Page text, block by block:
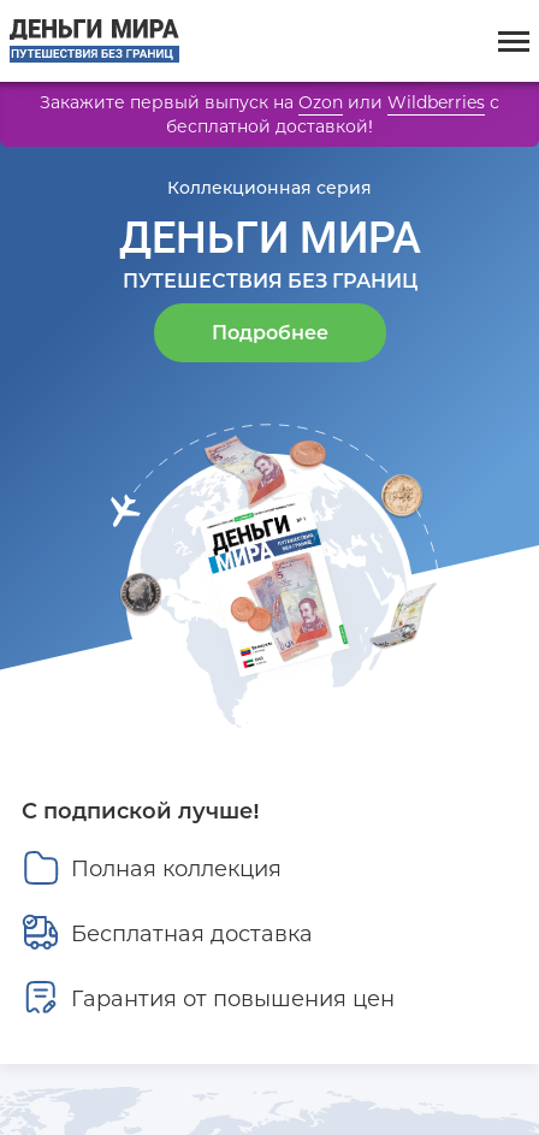
Закажите первый выпуск на Ozon или Wildberries с
бесплатной доставкой!
Коллекционная серия
ДЕНЬГИ МИРА
ПУТЕШЕСТВИЯ БЕЗ ГРАНИЦ
Подробнее
С подпиской лучше!
Полная коллекция
Бесплатная доставка
Гарантия от повышения цен